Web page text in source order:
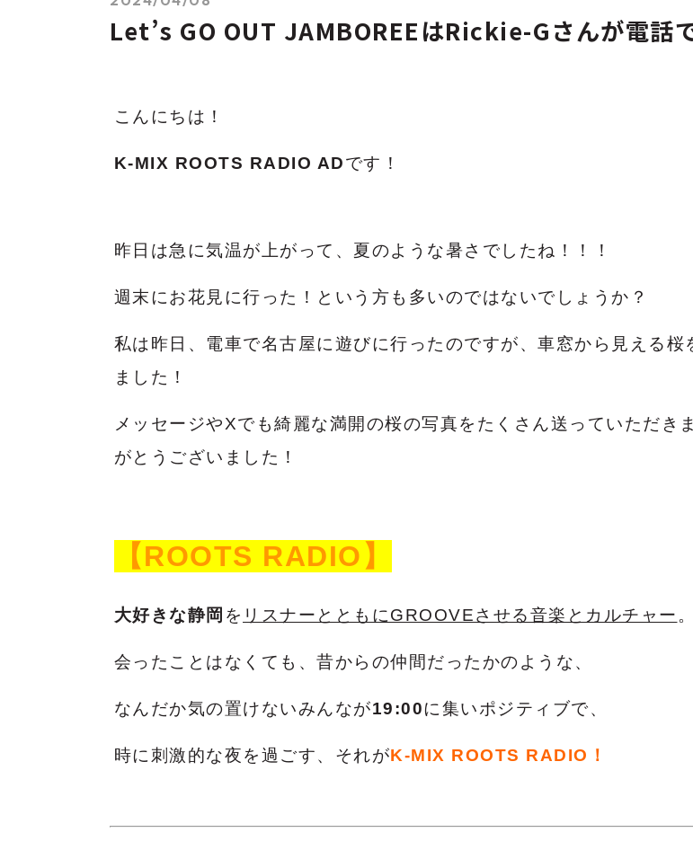
Let’s GO OUT JAMBOREEはRickie-Gさんが電話
こんにちは！
K-MIX ROOTS RADIO ADです！
昨日は急に気温が上がって、夏のような暑さでしたね！！！
週末にお花見に行った！という方も多いのではないでしょうか？
私は昨日、電車で名古屋に遊びに行ったのですが、車窓から見える桜
ました！
メッセージやXでも綺麗な満開の桜の写真をたくさん送っていただき
がとうございました！
【ROOTS RADIO】
大好きな静岡 を リスナーとともにGROOVEさせる音楽とカルチャー 。
会ったことはなくても、昔からの仲間だったかのような、
なんだか気の置けないみんなが19:00に集いポジティブで、
時に刺激的な夜を過ごす、それがK-MIX ROOTS RADIO！